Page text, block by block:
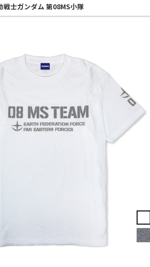
戦士ガンダム 第08MS小隊